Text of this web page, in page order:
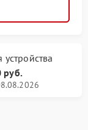
устройства
руб.